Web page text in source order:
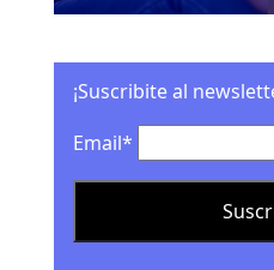
¡Suscribite al
Email*